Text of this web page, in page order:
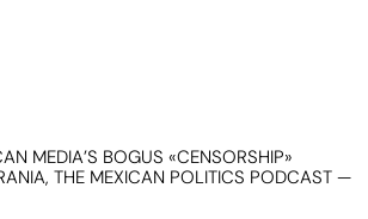
MEDIA’S BOGUS «CENSORSHIP»
THE MEXICAN POLITICS PODCAST —